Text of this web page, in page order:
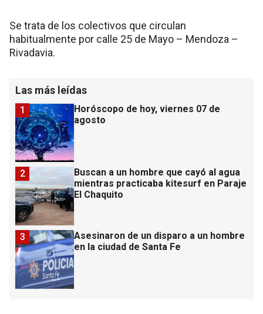
Se trata de los colectivos que circulan
habitualmente por calle 25 de Mayo – Mendoza –
Rivadavia.
Las más leídas
Horóscopo de hoy, viernes 07 de
agosto
1
Buscan a un hombre que cayó al agua
mientras practicaba kitesurf en Paraje
El Chaquito
2
Asesinaron de un disparo a un hombre
en la ciudad de Santa Fe
3